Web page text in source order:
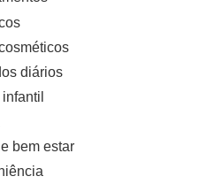
diários
bem estar